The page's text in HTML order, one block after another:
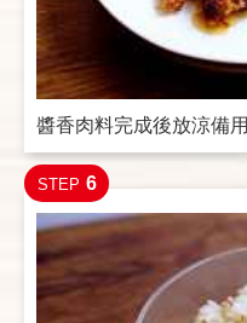
醬香肉料完成後放涼備用
STEP 6